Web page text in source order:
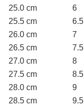
25.0 cm
6
25.5 cm
6.5
26.0 cm
7
26.5 cm
7.5
27.0 cm
8
27.5 cm
8.5
28.0 cm
9
28.5 cm
9.5